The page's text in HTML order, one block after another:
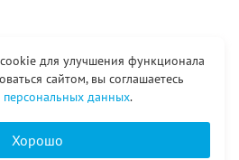
для улучшения функционала
сайтом, вы соглашаетесь
данных.
Хорошо